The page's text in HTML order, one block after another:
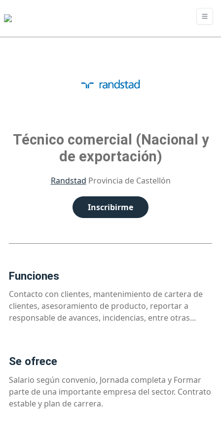
Técnico comercial (Nacional y
de exportación)
Randstad Provincia de Castellón
Inscribirme
funciones
Contacto con clientes, mantenimiento de cartera de
clientes, asesoramiento de producto, reportar a
responsable de avances, incidencias, entre otras...
se ofrece
Salario según convenio, Jornada completa y Formar
parte de una importante empresa del sector. Contrato
estable y plan de carrera.